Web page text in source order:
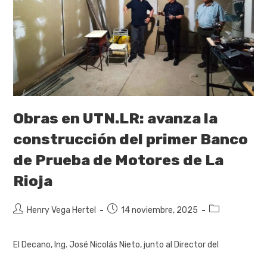
Obras en UTN.LR: avanza la
construcción del primer Banco
de Prueba de Motores de La
Rioja
Henry Vega Hertel 14 noviembre, 2025
El Decano, Ing. José Nicolás Nieto, junto al Director del